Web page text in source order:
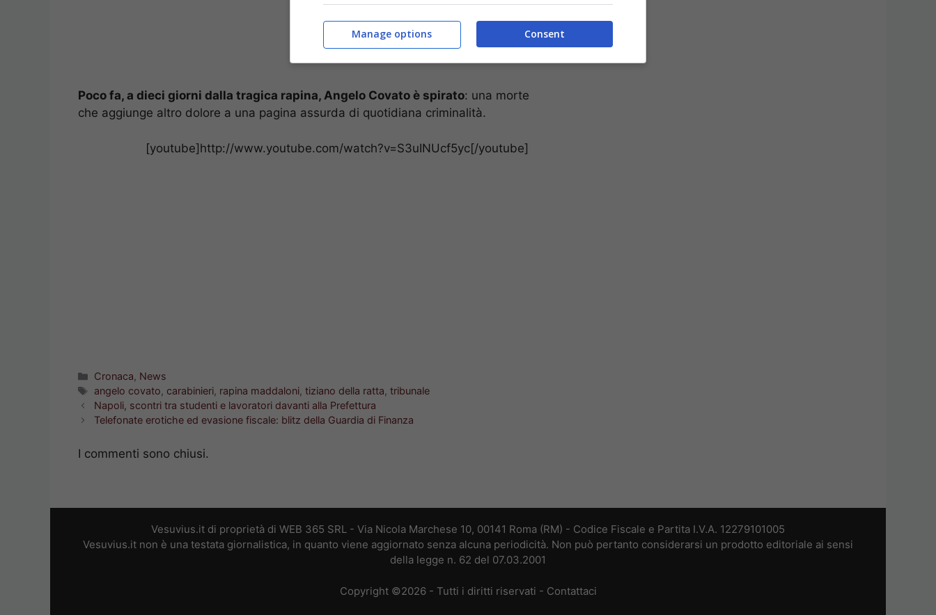
Poco fa, a dieci giorni dalla tragica rapina, Angelo Covato è spirato: una morte
che aggiunge altro dolore a una pagina assurda di quotidiana criminalità.
[youtube]http://www.youtube.com/watch?v=S3uINUcf5yc[/youtube]
Categorie
Cronaca, News
Tag
angelo covato, carabinieri, rapina maddaloni,tiziano della ratta,tribunale
Napoli, scontri tra studenti e lavoratori davanti alla Prefettura
Telefonate erotiche ed evasione fiscale: blitz della Guardia di Finanza
I commenti sono chiusi.
Vesuvius.it di proprietà di WEB 365 SRL - Via Nicola Marchese 10, 00141 Roma (RM) - Codice Fiscale e Partita I.V.A. 12279101005
Vesuvius.it non è una testata giornalistica, in quanto viene aggiornato senza alcuna periodicità. Non può pertanto considerarsi un prodotto editoriale ai sensi
della legge n. 62 del 07.03.2001
Copyright ©2026 - Tutti i diritti riservati - Contattaci
Consent
Manage options